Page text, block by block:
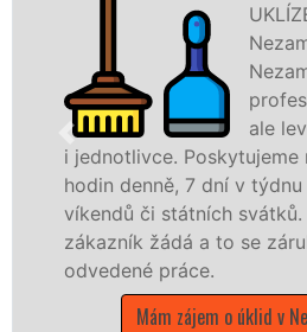
UKLÍZENÍ zajišťuje v
Nezamyslicích a okolí
Nezamyslic
profesionální, kvalitní,
ale levný úklid pro firmy
Poskytujeme náš servis 24
7 dní v týdnu a to i během
svátků. Uklidíme vše, co
a to se zárukou kvalitně
zájem o úklid v Nezamyslicích